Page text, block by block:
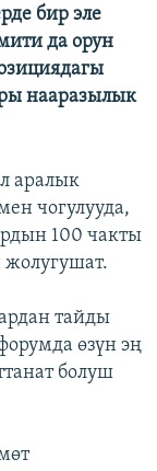
бир эле
да орун
нааразылык
аралык
чогулууда,
100 чакты
тайды
өзүн эң
болуш